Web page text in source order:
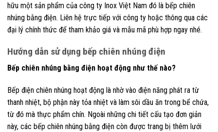
hữu một sản phẩm của công ty Inox Việt Nam đó là bếp chiên
nhúng bằng điện. Liên hệ trực tiếp với công ty hoặc thông qua các
đại lý chính thức để tham khảo giá và mẫu mã phù hợp ngay nhé.
Hướng dẫn sử dụng bếp chiên nhúng điện
Bếp chiên nhúng bằng điện hoạt động như thế nào?
Bếp điện chiên nhúng hoạt động là nhờ vào điện năng phát ra từ
thanh nhiệt, bộ phận này tỏa nhiệt và làm sôi dầu ăn trong bể chứa,
từ đó mà thực phẩm chín. Ngoài những chi tiết cấu tạo đơn giản
này, các bếp chiên nhúng bằng điện còn được trang bị thêm lưới